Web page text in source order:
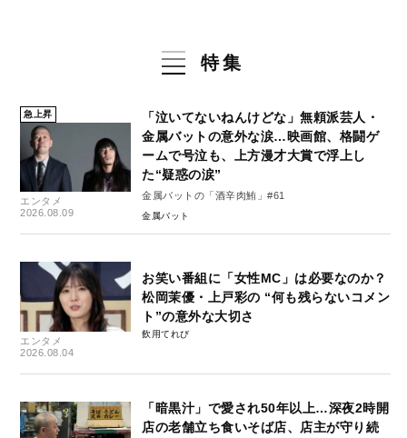
特集
急上昇
エンタメ
2026.08.09
「泣いてないねんけどな」無頼派芸人・
金属バットの意外な涙…映画館、格闘ゲ
ームで号泣も、上方漫才大賞で浮上し
た“疑惑の涙”
金属バットの「酒辛肉鮪」#61
金属バット
エンタメ
2026.08.04
お笑い番組に「女性MC」は必要なのか？
松岡茉優・上戸彩の “何も残らないコメン
ト”の意外な大切さ
飲用てれび
「暗黒汁」で愛され50年以上…深夜2時開
店の老舗立ち食いそば店、店主が守り続